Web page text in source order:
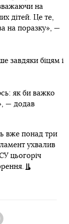
на
дітей. Це те,
на поразку», —
завдяки біцям і
як би важко
— додав
вже понад три
ухвалив
цьогоріч